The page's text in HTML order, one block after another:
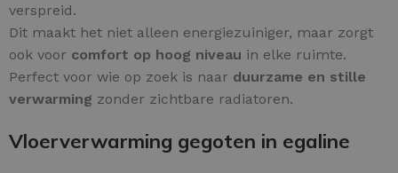
verspreid.
Dit maakt het niet alleen energiezuiniger, maar zorgt
ook voor comfort op hoog niveau in elke ruimte.
Perfect voor wie op zoek is naar duurzame en stille
verwarming zonder zichtbare radiatoren.
Vloerverwarming gegoten in egaline